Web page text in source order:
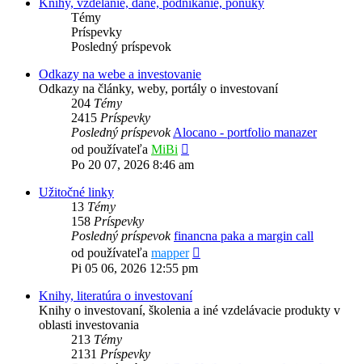
Knihy, vzdelanie, dane, podnikanie, ponuky
Témy
Príspevky
Posledný príspevok
Odkazy na webe a investovanie
Odkazy na články, weby, portály o investovaní
204 Témy
2415 Príspevky
Posledný príspevok Alocano - portfolio manazer
od používateľa MiBi
posledný
Po 20 07, 2026 8:46 am
Užitočné linky
13 Témy
158 Príspevky
Posledný príspevok financna paka a margin call
od používateľa mapper
Pi 05 06, 2026 12:55 pm
Knihy, literatúra o investovaní
Knihy o investovaní, školenia a iné vzdelávacie produkty v
oblasti investovania
213 Témy
2131 Príspevky